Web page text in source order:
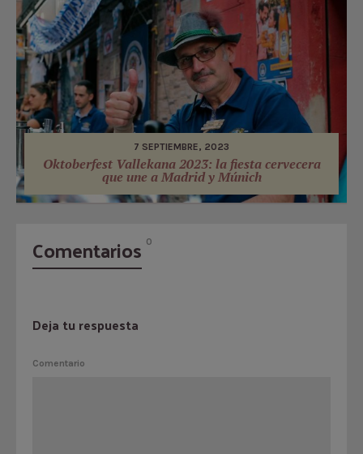
7 SEPTIEMBRE, 2023
Oktoberfest Vallekana 2023: la fiesta cervecera
que une a Madrid y Múnich
Comentarios 0
Deja tu respuesta
Comentario